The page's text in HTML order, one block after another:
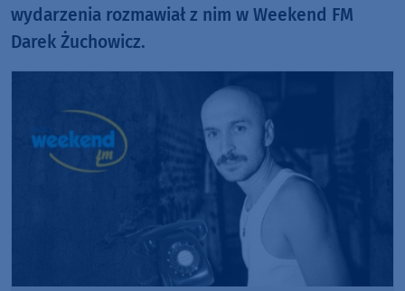
wydarzenia rozmawiał z nim w Weekend FM
Darek Żuchowicz.